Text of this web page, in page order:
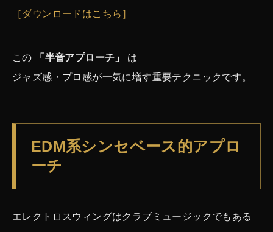
［ダウンロードはこちら］
この 「半音アプローチ」
は
ジャズ感・プロ感が一気に増す重要テクニックです。
EDM系シンセベース的アプロ
ーチ
エレクトロスウィングはクラブミュージックでもある